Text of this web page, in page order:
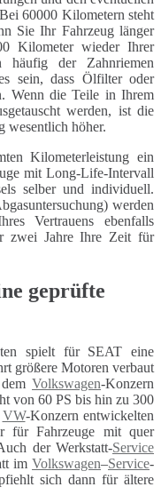
60000 Kilometern steht
Sie Ihr Fahrzeug länger
Kilometer wieder Ihrer
häufig der Zahnriemen
sein, dass Ölfilter oder
Wenn die Teile in Ihrem
werden, ist die
wesentlich höher.
Kilometerleistung ein
mit Long-Life-Intervall
selber und individuell.
werden
Vertrauens ebenfalls
zwei Jahre Ihre Zeit für
geprüfte
spielt für SEAT eine
größere Motoren verbaut
Volkswagen-Konzern
von 60 PS bis hin zu 300
VW-Konzern entwickelten
für Fahrzeuge mit quer
der Werkstatt-Service
im Volkswagen–Service-
sich dann für ältere